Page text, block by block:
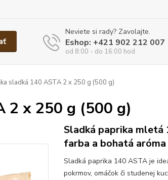
Neviete si rady? Zavolajte.
Eshop: +421 902 212 007
od 8:00 - do 16:00 hod
sladká 140 ASTA 2 x 250 g (500 g)
2 x 250 g (500 g)
Sladká paprika mletá
farba a bohatá
Sladká paprika 140 ASTA je
pokrmov, omáčok či studenej